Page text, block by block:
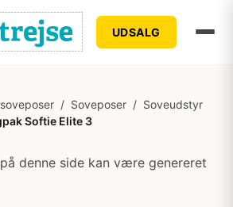
UDSALG
/ Soveposer / Soveudstyr
Softie Elite 3
denne side kan være genereret